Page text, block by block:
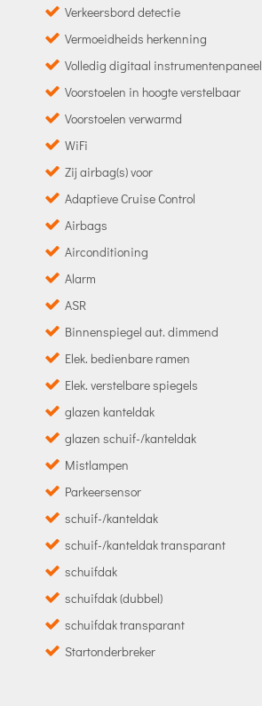
Verkeersbord detectie
Vermoeidheids herkenning
Volledig digitaal instrumentenpaneel
Voorstoelen in hoogte verstelbaar
Voorstoelen verwarmd
WiFi
Zij airbag(s) voor
Adaptieve Cruise Control
Airbags
Airconditioning
Alarm
ASR
Binnenspiegel aut. dimmend
Elek. bedienbare ramen
Elek. verstelbare spiegels
glazen kanteldak
glazen schuif-/kanteldak
Mistlampen
Parkeersensor
schuif-/kanteldak
schuif-/kanteldak transparant
schuifdak
schuifdak (dubbel)
schuifdak transparant
Startonderbreker